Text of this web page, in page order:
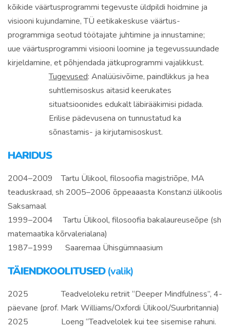
kõikide väärtusprogrammi tegevuste üldpildi hoidmine ja
visiooni kujundamine, TÜ eetikakeskuse väärtus­
programmiga seotud töötajate juhtimine ja innustamine;
uue väärtusprogrammi visiooni loomine ja tegevussuundade
kirjeldamine, et põhjendada jätkuprogrammi vajalikkust.
Tugevused: Analüüsivõime, paindlikkus ja hea
suhtlemisoskus aitasid keerukates
situatsioonides edukalt läbirääkimisi pidada.
Erilise pädevusena on tunnustatud ka
sõnastamis- ja kirjutamisoskust.
HARIDUS
2004–2009 Tartu Ülikool, filosoofia magistriõpe, MA
teaduskraad, sh 2005–2006 õppeaaasta Konstanzi ülikoolis
Saksamaal
1999–2004 Tartu Ülikool, filosoofia bakalaureuseõpe (sh
matemaatika kõrvalerialana)
1987–1999 Saaremaa Ühisgümnaasium
TÄIENDKOOLITUSED(valik)
2025 Teadveloleku retriit “Deeper Mindfulness”, 4-
päevane (prof. Mark Williams/Oxfordi Ülikool/Suurbritannia)
2025 Loeng “Teadvelolek kui tee sisemise rahuni.